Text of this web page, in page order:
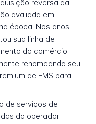
reversa da
avaliada em
época. Nos anos
sua linha de
do comércio
renomeando seu
de EMS para
de serviços de
do operador